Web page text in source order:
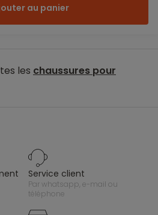
au panier
les chaussures pour
service client
par whatsapp, e-mail ou
téléphone